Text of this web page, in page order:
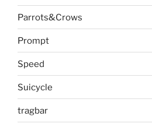
Parrots&Crows
Prompt
Speed
Suicycle
tragbar